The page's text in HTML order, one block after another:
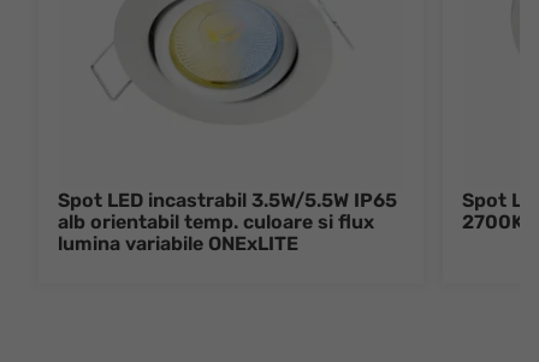
Spot LED incastrabil 3.5W/5.5W IP65
alb orientabil temp. culoare si flux
lumina variabile ONExLITE
Spot
2700K/